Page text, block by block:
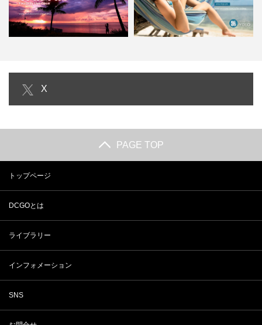
【4K｜BGM】YOLO｜素敵すぎる
サイパンのサンセット…
X
PAGE TOP
トップページ
DCGOとは
ライブラリー
インフォメーション
SNS